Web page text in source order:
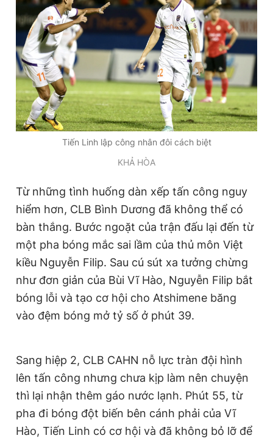
Tiến Linh lập công nhân đôi cách biệt
KHẢ HÒA
Từ những tình huống dàn xếp tấn công nguy
hiểm hơn, CLB Bình Dương đã không thể có
bàn thắng. Bước ngoặt của trận đấu lại đến từ
một pha bóng mắc sai lầm của thủ môn Việt
kiều Nguyễn Filip. Sau cú sút xa tưởng chừng
như đơn giản của Bùi Vĩ Hào, Nguyễn Filip bắt
bóng lỗi và tạo cơ hội cho Atshimene băng
vào đệm bóng mở tỷ số ở phút 39.
Sang hiệp 2, CLB CAHN nỗ lực tràn đội hình
lên tấn công nhưng chưa kịp làm nên chuyện
thì lại nhận thêm gáo nước lạnh. Phút 55, từ
pha đi bóng đột biến bên cánh phải của Vĩ
Hào, Tiến Linh có cơ hội và đã không bỏ lỡ để